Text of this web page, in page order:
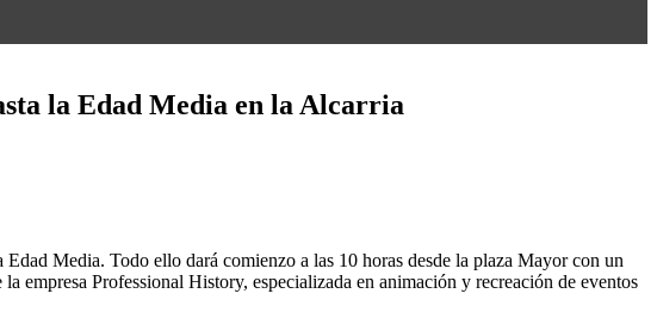
la Edad Media en la Alcarria
Media. Todo ello dará comienzo a las 10 horas desde la plaza Mayor con un
empresa Professional History, especializada en animación y recreación de eventos